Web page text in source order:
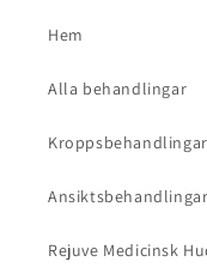
Hem
Alla behandlingar
Kroppsbehandlingar
Ansiktsbehandlingar
Rejuve Medicinsk